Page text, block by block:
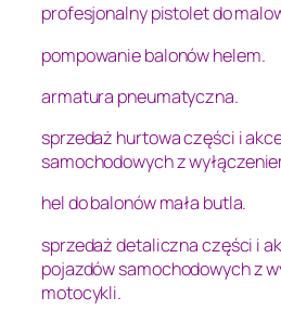
profesjonalny pistolet do
pompowanie balonów helem.
armatura pneumatyczna.
sprzedaż hurtowa części i
samochodowych z
hel do balonów mała butla.
sprzedaż detaliczna części i
pojazdów samochodowych z
motocykli.